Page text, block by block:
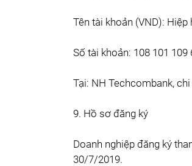
Tên tài khoản (VND):
Số tài khoản: 108 101 109
Tại: NH Techcombank,
9. Hồ sơ đăng ký
Doanh nghiệp đăng ký
30/7/2019.